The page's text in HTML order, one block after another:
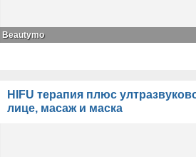
Beautymo
HIFU терапия плюс
лице, масаж и маска